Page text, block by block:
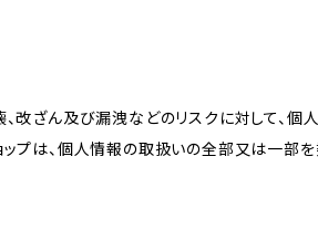
、改ざん及び漏洩などのリスクに対して、
ップは、個人情報の取扱いの全部又は一部